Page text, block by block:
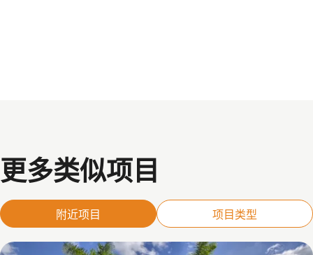
更多类似项目
附近项目 项目类型